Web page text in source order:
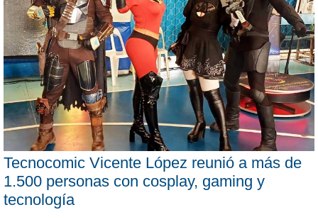
Tecnocomic Vicente López reunió a más de
1.500 personas con cosplay, gaming y
tecnología